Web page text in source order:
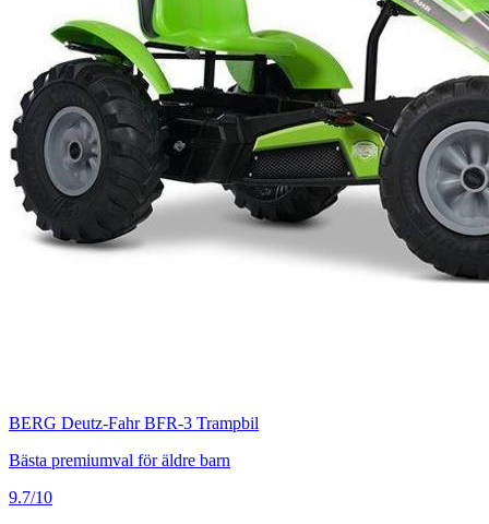
BERG Deutz-Fahr BFR-3 Trampbil
Bästa premiumval för äldre barn
9.7/10